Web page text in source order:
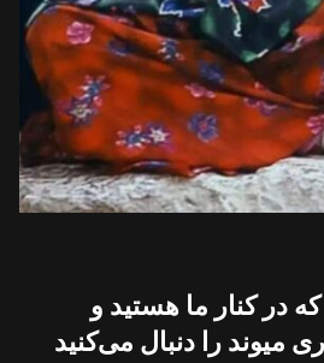
در کنار ما هستید و
میوند را دنبال می‌کنید